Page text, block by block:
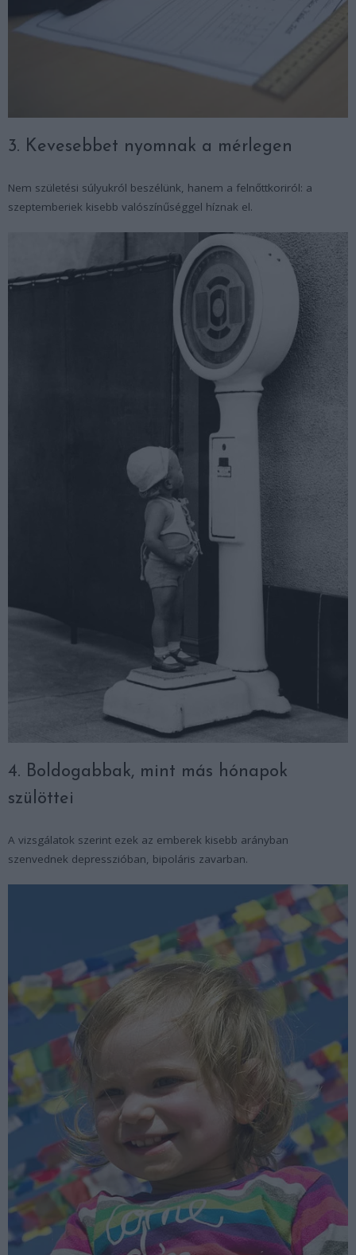
3. Kevesebbet nyomnak a mérlegen
Nem születési súlyukról beszélünk, hanem a felnőttkoriról: a
szeptemberiek kisebb valószínűséggel híznak el.
4. Boldogabbak, mint más hónapok
szülöttei
A vizsgálatok szerint ezek az emberek kisebb arányban
szenvednek depresszióban, bipoláris zavarban.